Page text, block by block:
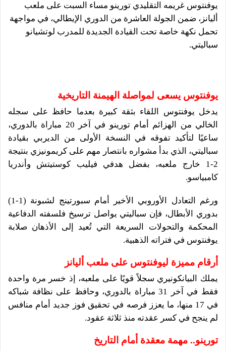
يوفنتوس غريمه التقليدي تورينو مساء السبت على ملعب
أليانز، ضمن الجولة العاشرة من الدوري الإيطالي، في مواجهة
تحمل نكهة خاصة تحت القيادة الجديدة للمدرب لوتشيانو
سباليتي.
يوفنتوس يسعى لمواصلة الهيمنة التاريخية
يدخل يوفنتوس اللقاء بثقة كبيرة بعدما حافظ على سجله
الخالي من الهزائم أمام تورينو في آخر 20 مباراة بالدوري،
ساعيًا لتأكيد تفوقه في النسخة الأولى من الديربي بقيادة
سباليتي، الذي بدأ مشواره بانتصار مهم على كريمونيزي بنتيجة
2-1 خارج ملعبه، بفضل هدفي فيليب كوستيتش وأندريا
كامبياسو.
ورغم التعادل الأوروبي الأخير أمام سبورتينج لشبونة (1-1)
بدوري الأبطال، فإن سباليتي يواصل ترسيخ فلسفته الدفاعية
المحكمة والتحولات السريعة التي تُعيد إلى الأذهان صلابة
يوفنتوس في فتراته الذهبية.
أرقام مميزة ليوفنتوس على ملعب أليانز
يملك البيانكونيري سجلاً قويًا على ملعبه، إذ خسر مرة واحدة
فقط في آخر 31 مباراة بالدوري، وحافظ على نظافة شباكه
في 17 منها، ما يعزز فرصه في تحقيق فوز جديد أمام منافس
لم ينجح في كسر عقدته منذ ثلاثة عقود.
تورينو.. مهمة معقدة أمام التاريخ